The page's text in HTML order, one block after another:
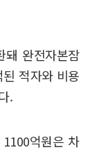
돼 완전자본잠
적자와 비용
.
억원은 차